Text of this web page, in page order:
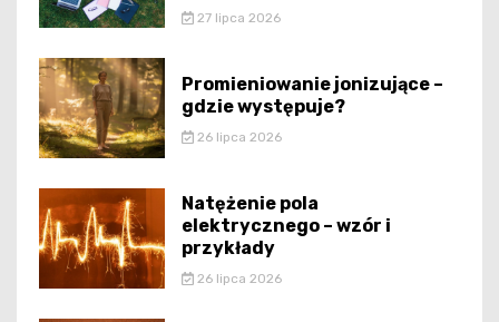
27 lipca 2026
Promieniowanie jonizujące –
gdzie występuje?
26 lipca 2026
Natężenie pola
elektrycznego – wzór i
przykłady
26 lipca 2026